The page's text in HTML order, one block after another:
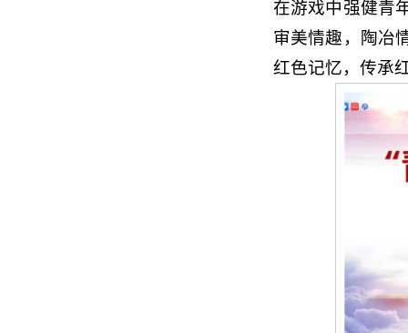
在游戏中强健青
审美情趣，陶冶
红色记忆，传承